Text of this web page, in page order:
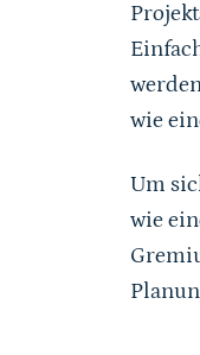
wie
Um
wie